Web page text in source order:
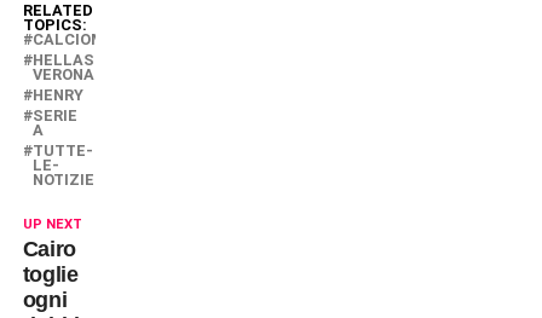
RELATED
TOPICS:
CALCIOMERCATO
HELLAS
VERONA
HENRY
SERIE
A
TUTTE-
LE-
NOTIZIE
UP NEXT
Cairo
toglie
ogni